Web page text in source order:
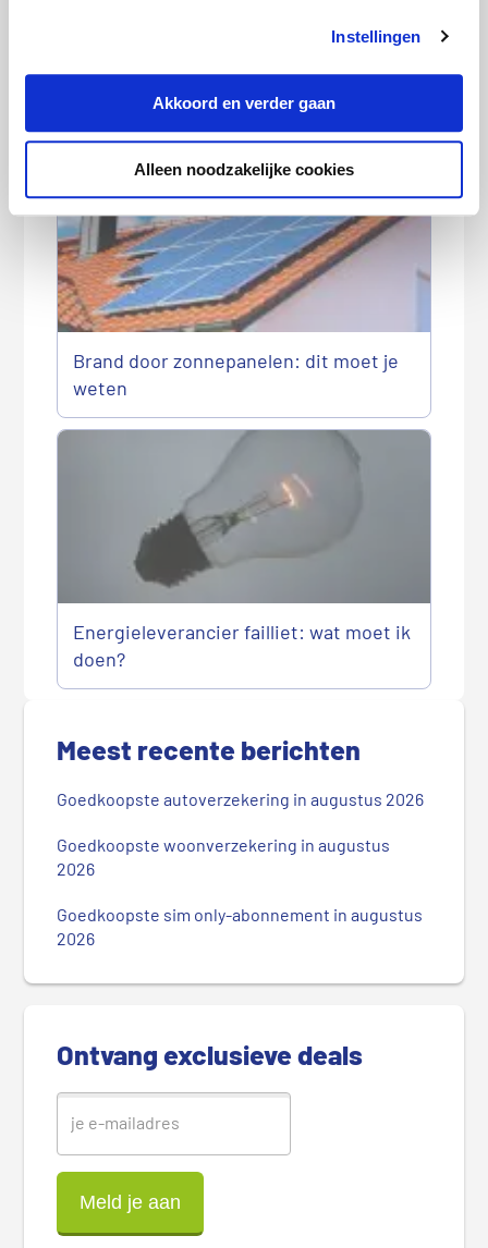
Instellingen
Akkoord en verder gaan
Alleen noodzakelijke cookies
meterstanden door?
Brand door zonnepanelen: dit moet je
weten
Energieleverancier failliet: wat moet ik
doen?
d
Meest recente berichten
Goedkoopste autoverzekering in augustus 2026
Goedkoopste woonverzekering in augustus
2026
Goedkoopste sim only-abonnement in augustus
2026
Ontvang exclusieve deals